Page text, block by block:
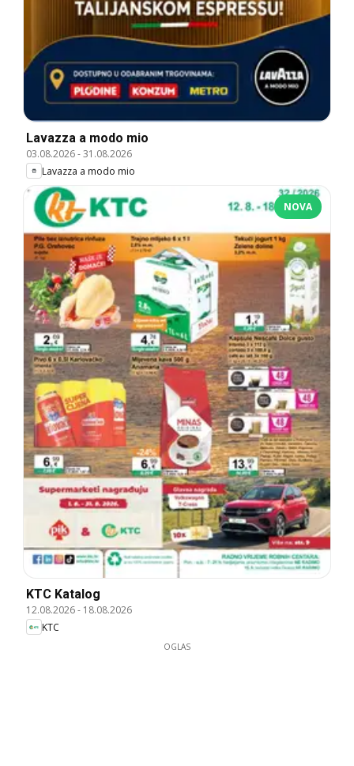
Lavazza a modo mio
03.08.2026-31.08.2026
Lavazza a modo mio
NOVA
KTC Katalog
12.08.2026- 18.08.2026
KTC
OGLAS